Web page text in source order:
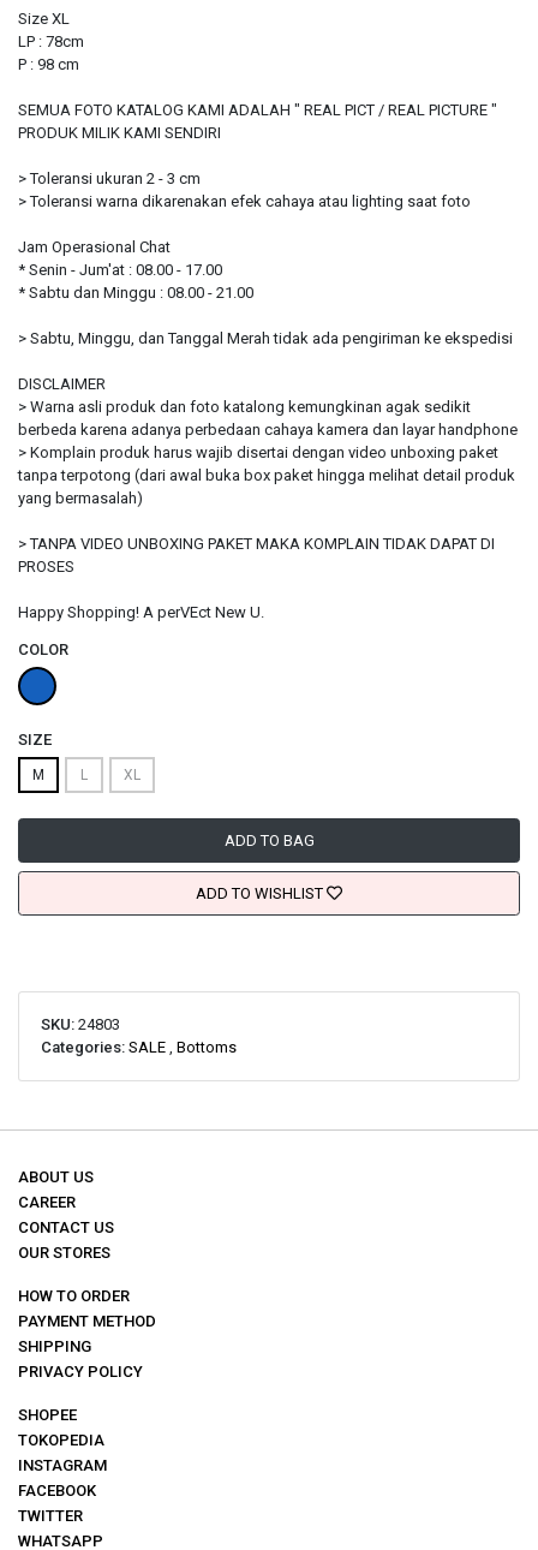
Size XL
LP : 78cm
P : 98 cm
SEMUA FOTO KATALOG KAMI ADALAH " REAL PICT / REAL PICTURE "
PRODUK MILIK KAMI SENDIRI
> Toleransi ukuran 2 - 3 cm
> Toleransi warna dikarenakan efek cahaya atau lighting saat foto
Jam Operasional Chat
* Senin - Jum'at : 08.00 - 17.00
* Sabtu dan Minggu : 08.00 - 21.00
> Sabtu, Minggu, dan Tanggal Merah tidak ada pengiriman ke ekspedisi
DISCLAIMER
> Warna asli produk dan foto katalong kemungkinan agak sedikit
berbeda karena adanya perbedaan cahaya kamera dan layar handphone
> Komplain produk harus wajib disertai dengan video unboxing paket
tanpa terpotong (dari awal buka box paket hingga melihat detail produk
yang bermasalah)
> TANPA VIDEO UNBOXING PAKET MAKA KOMPLAIN TIDAK DAPAT DI
PROSES
Happy Shopping! A perVEct New U.
COLOR
SIZE
M L XL
ADD TO BAG
ADD TO WISHLIST
SKU: 24803
Categories: SALE , Bottoms
ABOUT US
CAREER
CONTACT US
OUR STORES
HOW TO ORDER
PAYMENT METHOD
SHIPPING
PRIVACY POLICY
SHOPEE
TOKOPEDIA
INSTAGRAM
FACEBOOK
TWITTER
WHATSAPP